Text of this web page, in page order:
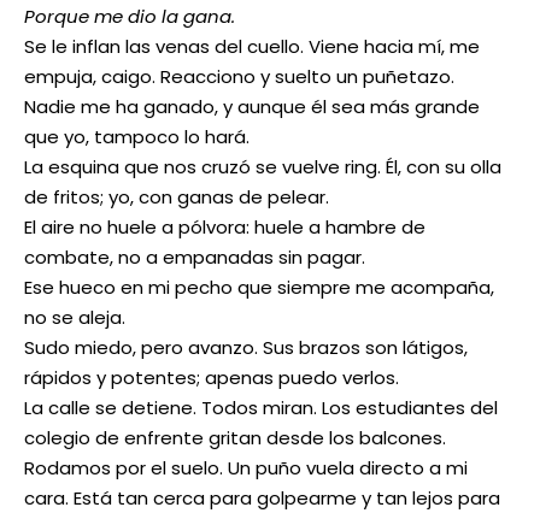
Porque me dio la gana.
Se le inflan las venas del cuello. Viene hacia mí, me
empuja, caigo. Reacciono y suelto un puñetazo.
Nadie me ha ganado, y aunque él sea más grande
que yo, tampoco lo hará.
La esquina que nos cruzó se vuelve ring. Él, con su olla
de fritos; yo, con ganas de pelear.
El aire no huele a pólvora: huele a hambre de
combate, no a empanadas sin pagar.
Ese hueco en mi pecho que siempre me acompaña,
no se aleja.
Sudo miedo, pero avanzo. Sus brazos son látigos,
rápidos y potentes; apenas puedo verlos.
La calle se detiene. Todos miran. Los estudiantes del
colegio de enfrente gritan desde los balcones.
Rodamos por el suelo. Un puño vuela directo a mi
cara. Está tan cerca para golpearme y tan lejos para